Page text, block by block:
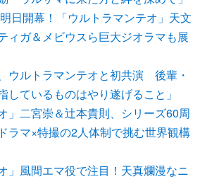
日開幕！「ウルトラマンテオ」天文
ィガ＆メビウスら巨大ジオラマも展
ウルトラマンテオと初共演 後輩・
しているものはやり遂げること」
」二宮崇＆辻本貴則、シリーズ60周
マ×特撮の2人体制で挑む世界観構
」風間エマ役で注目！天真爛漫なニ